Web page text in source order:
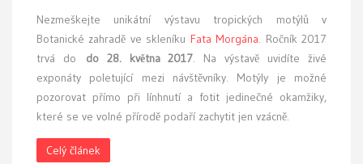
Nezmeškejte unikátní výstavu tropických motýlů v
Botanické zahradě ve skleníku Fata Morgána. Ročník 2017
trvá do do 28. května 2017. Na výstavě uvidíte živé
exponáty poletující mezi návštěvníky. Motýly je možné
pozorovat přímo při línhnutí a fotit jedinečné okamžiky,
které se ve volné přírodě podaří zachytit jen vzácně.
Celý článek